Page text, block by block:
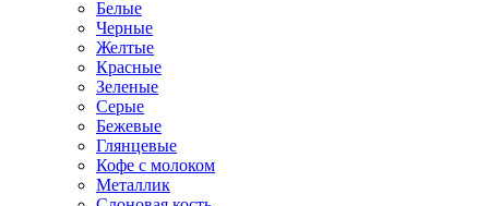
Белые
Черные
Желтые
Красные
Зеленые
Серые
Бежевые
Глянцевые
Кофе с молоком
Металлик